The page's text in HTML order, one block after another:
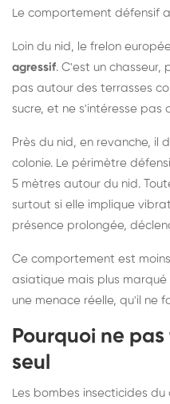
Le comportement défensif
Loin du nid, le frelon
agressif. C'est un chasseur,
pas autour des terrasses
sucre, et ne s'intéresse pas
Près du nid, en revanche, il
colonie. Le périmètre
5 mètres autour du nid.
surtout si elle implique
présence prolongée,
Ce comportement est
asiatique mais plus
une menace réelle, qu'il ne
Pourquoi ne
seul
Les bombes insecticides du